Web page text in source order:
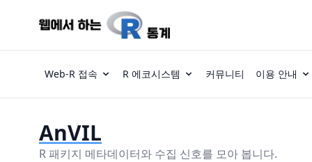
Web-R 접속 R 에코시스템 커뮤니티 이용 안내
AnVIL
R 패키지 메타데이터와 수집 신호를 모아 봅니다.